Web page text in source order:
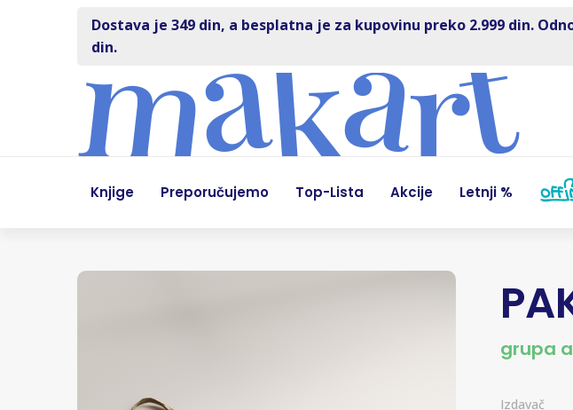
Dostava je 349 din, a besplatna je za kupovinu preko 2.999 din.
din.
Knjige Preporučujemo Top-Lista Akcije Letnji %
grupa
Izdavač